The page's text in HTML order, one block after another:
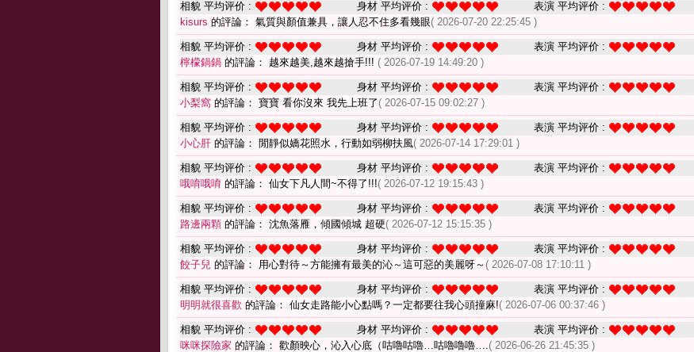
相貌 平均评价 : 身材 平均评价 : 表演 平均评价 :
kisurs 的評論： 氣質與顏值兼具，讓人忍不住多看幾眼( 2026-07-20 22:25:45 )
相貌 平均评价 : 身材 平均评价 : 表演 平均评价 :
檸檬鍋鍋 的評論： 越來越美,越來越搶手!!! ( 2026-07-19 14:49:20 )
相貌 平均评价 : 身材 平均评价 : 表演 平均评价 :
小梨窩 的評論： 寶寶 看你沒來 我先上班了 ( 2026-07-15 09:02:27 )
相貌 平均评价 : 身材 平均评价 : 表演 平均评价 :
小心肝 的評論： 閒靜似嬌花照水，行動如弱柳扶風( 2026-07-14 17:29:01 )
相貌 平均评价 : 身材 平均评价 : 表演 平均评价 :
哦唷哦唷 的評論： 仙女下凡人間~不得了!!!( 2026-07-12 19:15:43 )
相貌 平均评价 : 身材 平均评价 : 表演 平均评价 :
路邊兩顆 的評論： 沈魚落雁，傾國傾城 超硬( 2026-07-12 15:15:35 )
相貌 平均评价 : 身材 平均评价 : 表演 平均评价 :
餃子兒 的評論： 用心對待～方能擁有最美的沁～這可惡的美麗呀～ ( 2026-07-08 17:10:11 )
相貌 平均评价 : 身材 平均评价 : 表演 平均评价 :
明明就很喜歡 的評論： 仙女走路能小心點嗎？一定都要往我心頭撞麻!( 2026-07-06 00:37:46 )
相貌 平均评价 : 身材 平均评价 : 表演 平均评价 :
咪咪探險家 的評論： 歡顏映心，沁入心底（咕嚕咕嚕…咕嚕嚕嚕….( 2026-06-26 21:45:35 )